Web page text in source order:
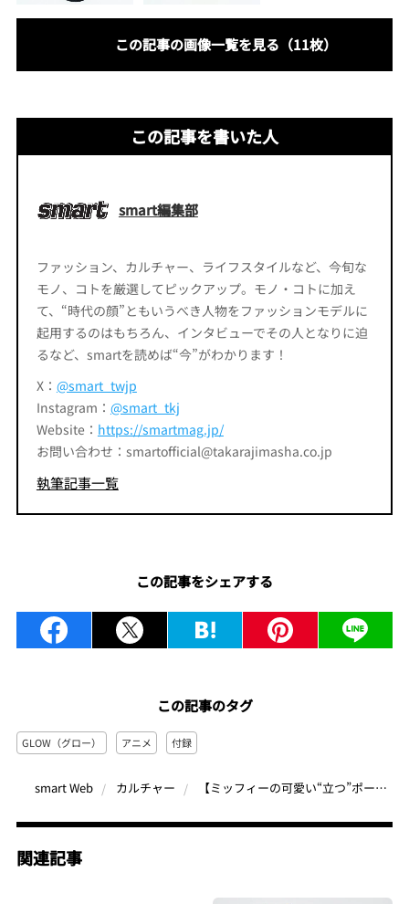
この記事の画像一覧を見る（11枚）
この記事を書いた人
smart編集部
ファッション、カルチャー、ライフスタイルなど、今旬な
モノ、コトを厳選してピックアップ。モノ・コトに加え
て、“時代の顔”ともいうべき人物をファッションモデルに
起用するのはもちろん、インタビューでその人となりに迫
るなど、smartを読めば“今”がわかります！
X： @smart_twjp
Instagram： @smart_tkj
Website： https://smartmag.jp/
お問い合わせ：smartofficial@takarajimasha.co.jp
執筆記事一覧
この記事をシェアする
この記事のタグ
GLOW（グロー） アニメ 付録
smart Web カルチャー 【ミッフィーの可愛い“立つ”ポーチ3個セット】化粧ポーチやモバイルグッズ入れに！大きめも小さめもあります
関連記事